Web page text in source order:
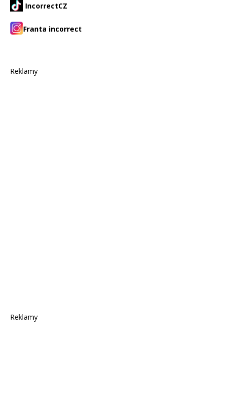
IncorrectCZ
Franta incorrect
Reklamy
Reklamy